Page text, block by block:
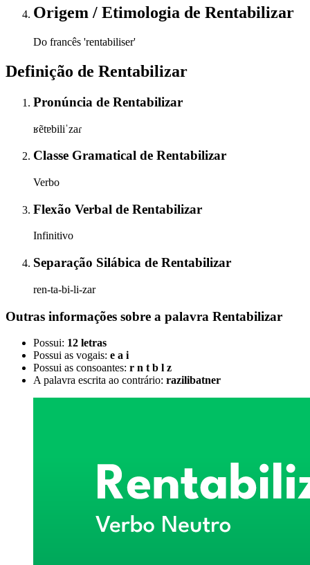
Origem / Etimologia de Rentabilizar
Do francês 'rentabiliser'
Definição de Rentabilizar
Pronúncia de Rentabilizar
ʁẽtɐbiliˈzaɾ
Classe Gramatical de Rentabilizar
Verbo
Flexão Verbal de Rentabilizar
Infinitivo
Separação Silábica de Rentabilizar
ren-ta-bi-li-zar
Outras informações sobre a palavra Rentabilizar
Possui: 12 letras
Possui as vogais: e a i
Possui as consoantes: r n t b l z
A palavra escrita ao contrário: razilibatner